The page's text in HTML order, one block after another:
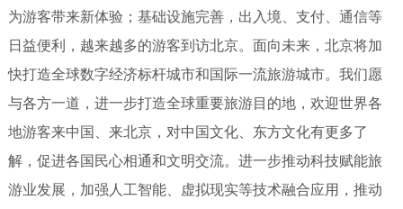
为游客带来新体验；基础设施完善，出入境、支付、通信等
日益便利，越来越多的游客到访北京。面向未来，北京将加
快打造全球数字经济标杆城市和国际一流旅游城市。我们愿
与各方一道，进一步打造全球重要旅游目的地，欢迎世界各
地游客来中国、来北京，对中国文化、东方文化有更多了
解，促进各国民心相通和文明交流。进一步推动科技赋能旅
游业发展，加强人工智能、虚拟现实等技术融合应用，推动